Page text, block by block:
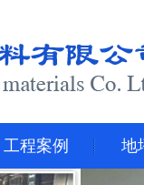
工程案例 地